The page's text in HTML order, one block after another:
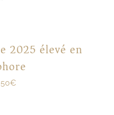
2025 élevé en
€